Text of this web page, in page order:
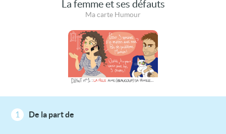
La femme et ses défauts
Ma carte Humour
1 De la part de